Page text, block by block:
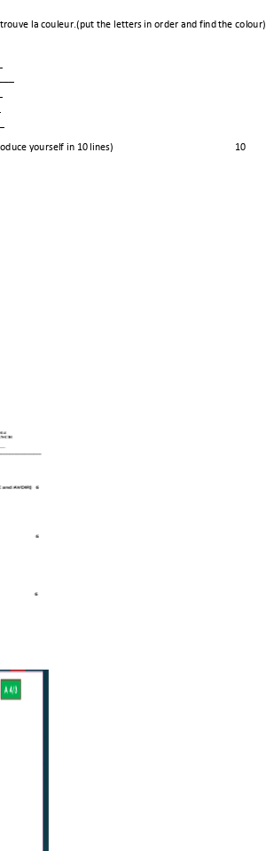
rouve la couleur.(put the letters in order and find the colour)
(introduce yourself in 10 lines) 10